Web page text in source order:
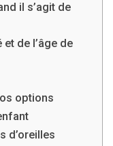
il s’agit de
de l’âge de
options
d’oreilles